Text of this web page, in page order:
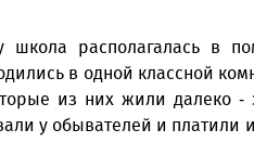
школа располагалась в
в одной классной
из них жили далеко
у обывателей и